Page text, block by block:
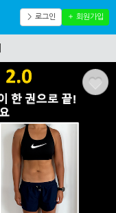
＞ 로그인 ＋ 회원가입